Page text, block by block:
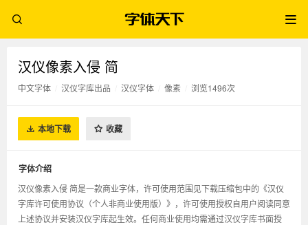
汉仪像素入侵 简
中文字体 汉仪字库出品 汉仪字体 像素 浏览1496次
本地下载 收藏
字体介绍
汉仪像素入侵 简是一款商业字体，许可使用范围见下载压缩包中的《汉仪
字库许可使用协议（个人非商业使用版）》，许可使用授权自用户阅读同意
上述协议并安装汉仪字库起生效。任何商业使用均需通过汉仪字库书面授